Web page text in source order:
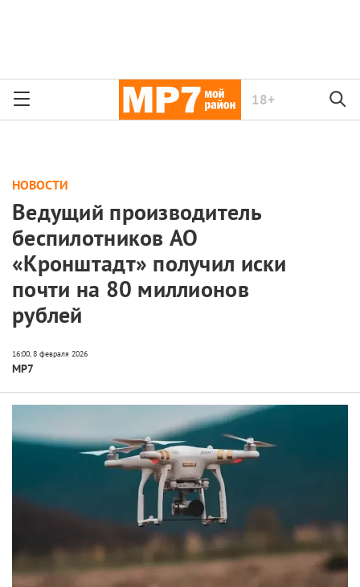
18+
НОВОСТИ
Ведущий производитель
беспилотников АО
«Кронштадт» получил иски
почти на 80 миллионов
рублей
МР7